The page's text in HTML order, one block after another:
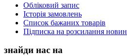
Обліковий запис
Історія замовлень
Список бажаних товарів
Підписка на розсилання новин
знайди нас на